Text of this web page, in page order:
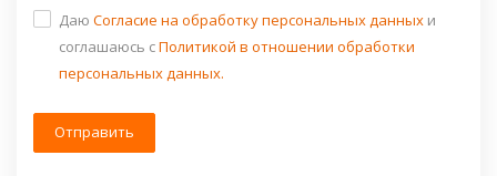
Даю Согласие на обработку персональных данных и
соглашаюсь cПолитикой в отношении обработки
персональных данных.